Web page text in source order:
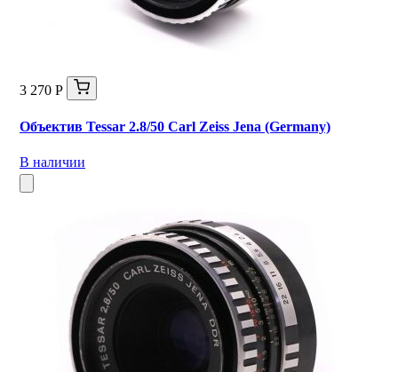
3 270 Р
Объектив Tessar 2.8/50 Carl Zeiss Jena (Germany)
В наличии